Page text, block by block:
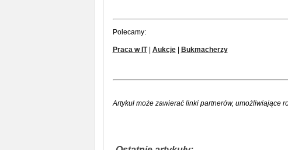
Polecamy:
Praca w IT| Aukcje| Bukmacherzy
Artykuł może zawierać linki partnerów, umożliwiające